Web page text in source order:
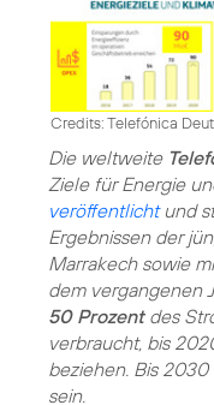
Credits: Telefónica
Die weltweite
Ziele für Energie
veröffentlichtund
Ergebnissen der
Marrakech sowie
dem vergangenen
50 Prozentdes
verbraucht, bis
beziehen. Bis
sein.